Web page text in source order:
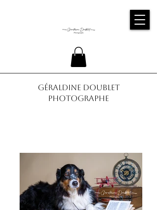
Géraldine Doublet
Photographe